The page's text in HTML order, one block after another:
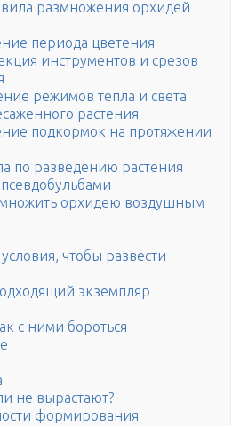
размножения орхидей
периода цветения
инструментов и срезов
режимов тепла и света
растения
подкормок на протяжении
по разведению растения
орхидею воздушным
чтобы развести
экземпляр
с ними бороться
не вырастают?
формирования